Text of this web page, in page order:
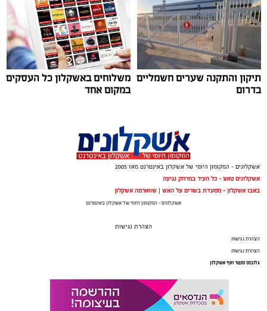
שירים שהפכו את הפוליטיקה הישראלית לפזמון
לא רק בקלפי: 6 שירים שהפכו את הפוליטיקה הישראלית
תיקון והתקנה שערים חשמליים
בדרום
משלוחים באשקלון כל העסקים
במקום אחד
אשקלונים - המקומון היומי של אשקלון באינטרנט מאז 2005
אשקלונים טאצ - כל העיר במרחק נגיעה
באבו אשקלון - מסעדת בשרים על האש | שווארמה אשקלון
אשקלונים - המקומון היומי של אשקלון באינטרנט
הצהרת נגישות
הצהרת נגישות
הצהרת נגישות
גלובוס סנטר חוף אשקלון